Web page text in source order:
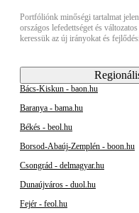
Portfóliónk minőségi tartalmat
országos lefedettséget és
keressük az új irányokat és
Bács-Kiskun - baon.hu
Baranya - bama.hu
Békés - beol.hu
Borsod-Abaúj-Zemplén - boon.hu
Csongrád - delmagyar.hu
Dunaújváros - duol.hu
Fejér - feol.hu